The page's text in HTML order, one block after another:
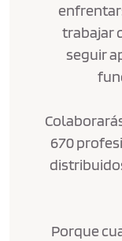
trabajar
seguir
670
Porque